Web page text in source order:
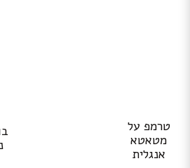
טרמפ על
מטאטא
אנגלית